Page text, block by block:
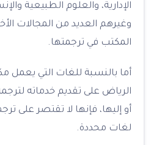
الإدارية، والعلوم الطبيعية
وغيرهم العديد من المجالات
المكتب في ترجمتها.
أما بالنسبة للغات التي يعمل
الرياض على تقديم خدماته
أو إليها، فإنها لا تقتصر على
لغات محددة.